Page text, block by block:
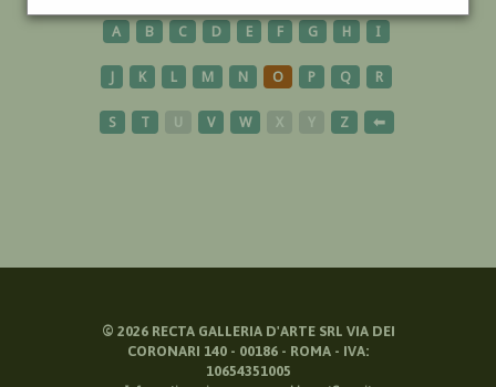
A B C D E F G H I
J K L M N O P Q R
S T U V W X Y Z ⬅
© 2026RECTA GALLERIA D'ARTE SRL VIA DEI
CORONARI 140 - 00186 - ROMA - IVA:
10654351005